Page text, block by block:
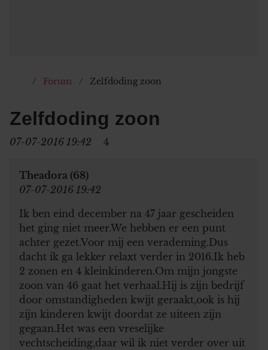
Forum Zelfdoding zoon
Zelfdoding zoon
07-07-2016 19:42 4
Theadora (68)
07-07-2016 19:42
Ik ben eind december na 47 jaar gescheiden
het ging niet meer.We hebben er een punt
achter gezet.Voor mij een verademing.Dus
dacht ik ga lekker relaxt verder in 2016.Ik heb
2 zonen en 4 kleinkinderen.Om mijn jongste
zoon van 46 gaat het verhaal.Hij is zijn bedrijf
door omstandigheden kwijt geraakt,ook is hij
zijn kinderen kwijt doordat ze uiteen zijn
gegaan.Het was een vreselijke
vechtscheiding,daar wil ik niet verder over uit